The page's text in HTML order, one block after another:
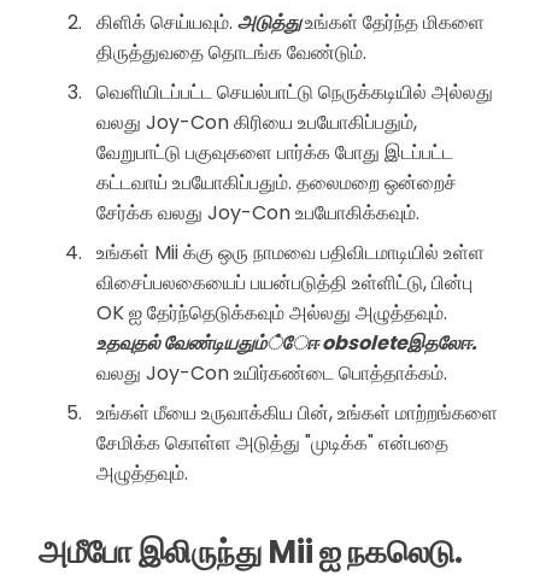
கிளிக் செய்யவும். அடுத்துஉங்கள் தேர்ந்த மிகளை
திருத்துவதை தொடங்க வேண்டும்.
வெளியிடப்பட்ட செயல்பாட்டு நெருக்கடியில் அல்லது
வலது Joy-Con கிரியை உபயோகிப்பதும்,
வேறுபாட்டு பகுவுகளை பார்க்க போது இடப்பட்ட
கட்டவாய் உபயோகிப்பதும். தலைமறை ஒன்றைச்
சேர்க்க வலது Joy-Con உபயோகிக்கவும்.
உங்கள் Mii க்கு ஒரு நாமவை பதிவிடமாடியில் உள்ள
விசைப்பலகையைப் பயன்படுத்தி உள்ளிட்டு, பின்பு
OK ஐ தேர்ந்தெடுக்கவும் அல்லது அழுத்தவும்.
உதவுதல் வேண்டியதும்்ேஈ obsoleteஇதலேஈ.
வலது Joy-Con உயிர்கண்டை பொத்தாக்கம்.
உங்கள் மீயை உருவாக்கிய பின், உங்கள் மாற்றங்களை
சேமிக்க கொள்ள அடுத்து "முடிக்க" என்பதை
அழுத்தவும்.
அமீபோ இலிருந்து Mii ஐ நகலெடு.